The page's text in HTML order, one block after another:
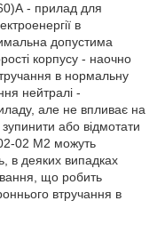
- прилад для
в
допустима
корпусу - наочно
в нормальну
нейтралі -
але не впливає на
або відмотати
02 М2 можуть
в деяких випадках
що робить
втручання в